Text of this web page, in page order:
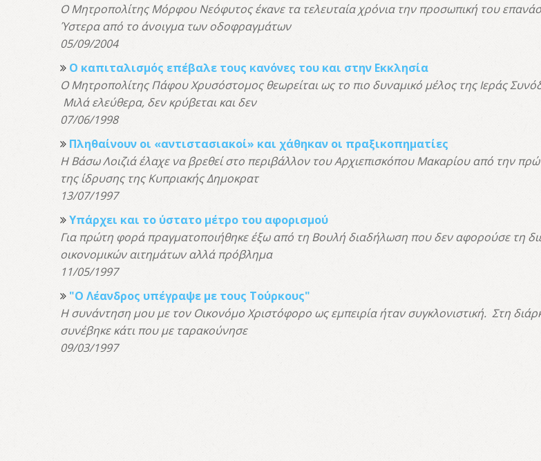
Ο Μητροπολίτης Μόρφου Νεόφυτος έκανε τα τελευταία χρόνια την προσωπική του
Ύστερα από το άνοιγμα των οδοφραγμάτων
05/09/2004
Ο καπιταλισμός επέβαλε τους κανόνες του και στην Εκκλησία
Ο Μητροπολίτης Πάφου Χρυσόστομος θεωρείται ως το πιο δυναμικό μέλος της Ιεράς
Μιλά ελεύθερα, δεν κρύβεται και δεν
07/06/1998
Πληθαίνουν οι «αντιστασιακοί» και χάθηκαν οι πραξικοπηματίες
Η Βάσω Λοιζιά έλαχε να βρεθεί στο περιβάλλον του Αρχιεπισκόπου Μακαρίου από την
της ίδρυσης της Κυπριακής Δημοκρατ
13/07/1997
Υπάρχει και το ύστατο μέτρο του αφορισμού
Για πρώτη φορά πραγματοποιήθηκε έξω από τη Βουλή διαδήλωση που δεν αφορούσε τη
οικονομικών αιτημάτων αλλά πρόβλημα
11/05/1997
"Ο Λέανδρος υπέγραψε με τους Τούρκους"
Η συνάντηση μου με τον Οικονόμο Χριστόφορο ως εμπειρία ήταν συγκλονιστική. Στη
συνέβηκε κάτι που με ταρακούνησε
09/03/1997